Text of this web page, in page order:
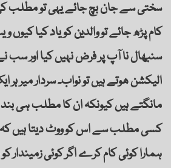
سختی سے جان بچ جائے یہی تو مطلب
کام پڑھ جائے تو والدین کو یاد کیا کیوں
سنبھال نا آپ پر فرض نہیں کیا اور
الیکشن ھوتے ہیں تو نواب۔ سردار میر
مانگتے ہیں کیونکہ ان کا مطلب ہی بند
کسی مطلب سے اس کو ووٹ دیتا ہیں کہ
ہمارا کوئی کام کرے اگر کوئی زمیندار